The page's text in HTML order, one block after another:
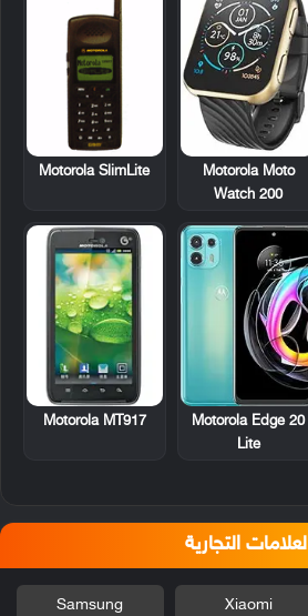
Motorola Moto
Watch 200
Motorola SlimLite
Motorola Edge 20
Lite
Motorola MT917
التجارية
Xiaomi
Samsung